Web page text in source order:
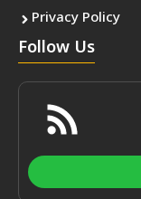
Privacy Policy
Follow Us